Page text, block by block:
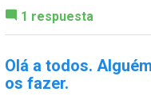
1 respuesta
Olá a todos.
os fazer.